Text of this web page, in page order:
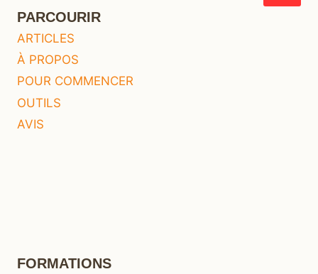
PARCOURIR
ARTICLES
À PROPOS
POUR COMMENCER
OUTILS
AVIS
FORMATIONS